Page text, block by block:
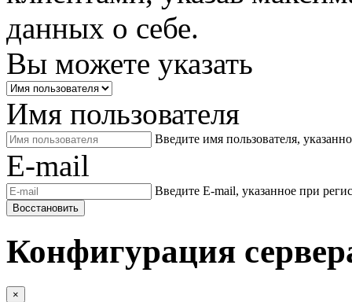
данных о себе.
Вы можете указать
Имя пользователя
Введите имя пользователя,
E-mail
Введите E-mail, указанное при
Восстановить
Конфигурация
×